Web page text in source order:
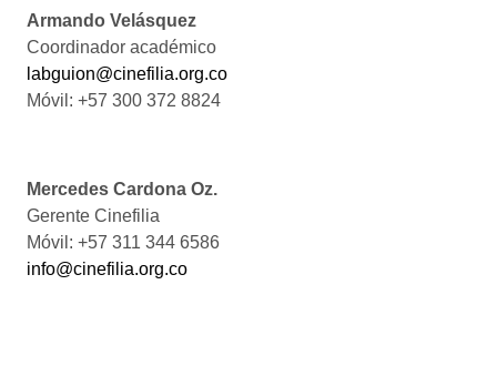
Armando Velásquez
Coordinador académico
labguion@cinefilia.org.co
Móvil: +57 300 372 8824
Mercedes Cardona Oz.
Gerente Cinefilia
Móvil: +57 311 344 6586
info@cinefilia.org.co